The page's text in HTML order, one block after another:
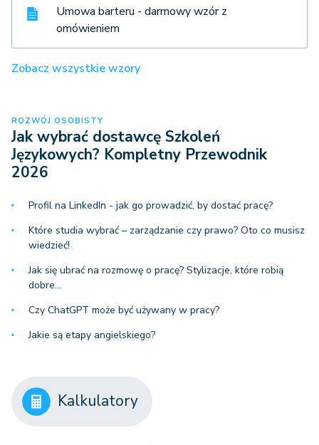
Umowa barteru - darmowy wzór z
omówieniem
Zobacz wszystkie wzory
ROZWÓJ OSOBISTY
Jak wybrać dostawcę Szkoleń
Językowych? Kompletny Przewodnik
2026
Profil na LinkedIn - jak go prowadzić, by dostać pracę?
Które studia wybrać – zarządzanie czy prawo? Oto co musisz
wiedzieć!
Jak się ubrać na rozmowę o pracę? Stylizacje, które robią
dobre…
Czy ChatGPT może być używany w pracy?
Jakie są etapy angielskiego?
Kalkulatory